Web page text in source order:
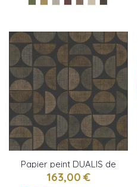
Papier peint DUALIS de
Casamance
163,00 €